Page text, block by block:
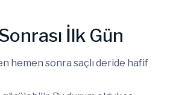
İlk Gün
hemen sonra saçlı deride hafif